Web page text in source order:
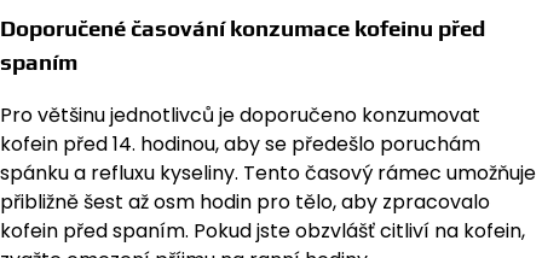
Doporučené časování konzumace kofeinu před
spaním
Pro většinu jednotlivců je doporučeno konzumovat
kofein před 14. hodinou, aby se předešlo poruchám
spánku a refluxu kyseliny. Tento časový rámec umožňuje
přibližně šest až osm hodin pro tělo, aby zpracovalo
kofein před spaním. Pokud jste obzvlášť citliví na kofein,